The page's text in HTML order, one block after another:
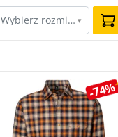
Wybierz rozmiar…
▾
-74%